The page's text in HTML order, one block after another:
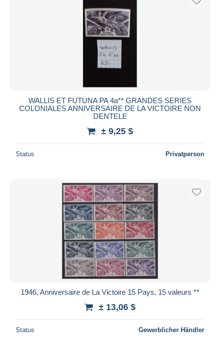
WALLIS ET FUTUNA PA 4a** GRANDES SERIES
COLONIALES ANNIVERSAIRE DE LA VICTOIRE NON
DENTELE
± 9,25 $
Status Privatperson
1946, Anniversaire de La Victoire 15 Pays, 15 valeurs **
± 13,06 $
Status Gewerblicher Händler